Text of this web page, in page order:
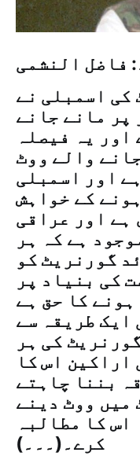
فاضل النشمی
کی اسمبلی نے
پر مانے جانے
اور یہ فیصلہ
والے ووٹ
اور اسمبلی
کے خواہش
ہے اور عراقی
ہے کہ ہر
گورنریٹ کو
کی بنیاد پر
ہونے کا حق ہے
ایک طریقہ سے
کی ہر
اراکین اس کا
بننا چاہتے
میں ووٹ دینے
اس کا مطالبہ
کرے۔(۔۔۔)